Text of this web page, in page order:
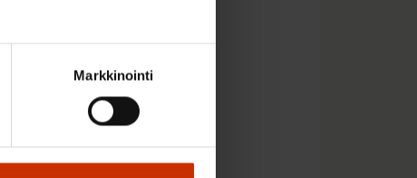
Markkinointi
SAK:n edustajana.